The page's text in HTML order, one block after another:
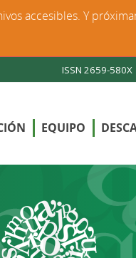
ISSN 2659-580X
EQUIPO
accesibles. Y